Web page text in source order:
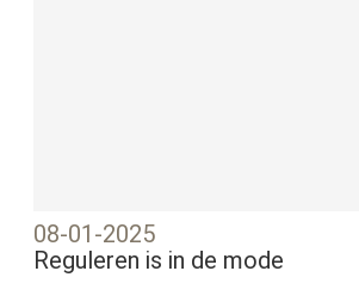
08-01-2025
Reguleren is in de mode